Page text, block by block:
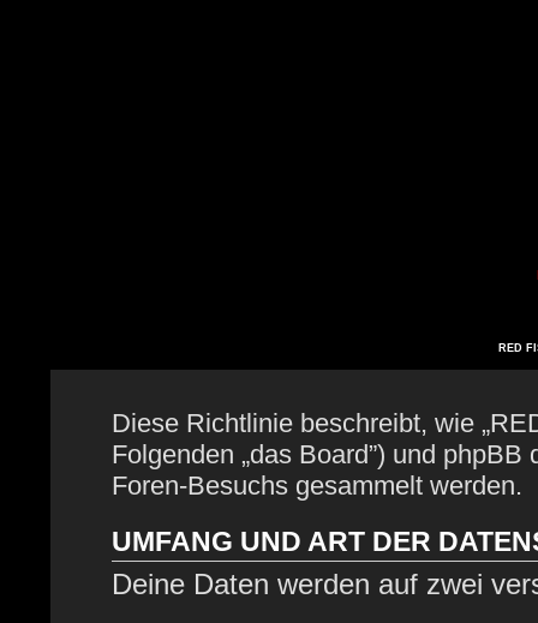
RED
Diese Richtlinie beschreibt, wie
Folgenden „das Board”) und
Foren-Besuchs gesammelt werden.
UMFANG UND ART DER
Deine Daten werden auf zwei